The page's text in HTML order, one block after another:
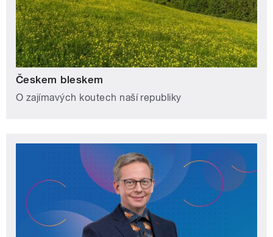
Českem bleskem
O zajímavých koutech naší republiky